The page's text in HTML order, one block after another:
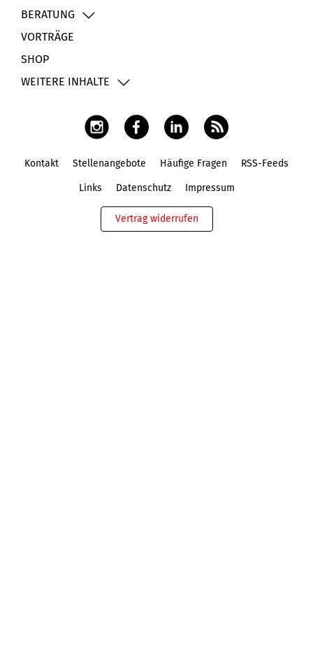
BERATUNG
VORTRÄGE
SHOP
WEITERE INHALTE
Kontakt Stellenangebote Häufige Fragen RSS-Feeds
Links Datenschutz Impressum
Vertrag widerrufen